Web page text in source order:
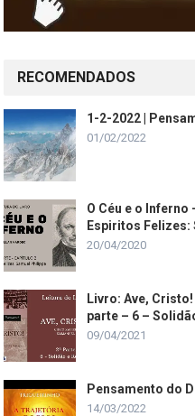
RECOMENDADOS
1-2-2022 |
01/02/2022
O Céu e o Inferno
Espiritos Felizes:
20/04/2020
Livro: Ave,
parte – 6 –
09/04/2021
Pensamento do
14/03/2022